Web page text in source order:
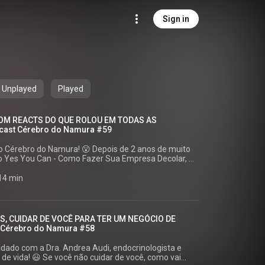
Sign in
Unplayed Played
REACTS DO QUE ROLOU EM TODAS AS
Cérebro do Namura #59
😮 Depois de 2 anos de muito
You Can - Como Fazer Sua Empresa Decolar, é
equipe preparou uma
#Podcast
o código PODCAST e...
albertpodcast Compre o livro com desconto pelo
- Vinheta 0:11 - Introdução
min
CUIDAR DE VOCÊ PARA TER UM NEGÓCIO DE
do Namura #58
com a Dra. Andrea Audi, endocrinologista e
de você, como vai